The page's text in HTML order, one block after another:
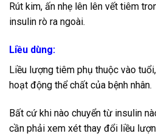
Rút kim, ấn nhẹ lên lên vết tiêm
insulin rò ra ngoài.
Liều dùng:
Liều lượng tiêm phụ thuộc vào
hoạt động thể chất của bệnh nhân.
Bất cứ khi nào chuyển từ insulin
cần phải xem xét thay đổi liều